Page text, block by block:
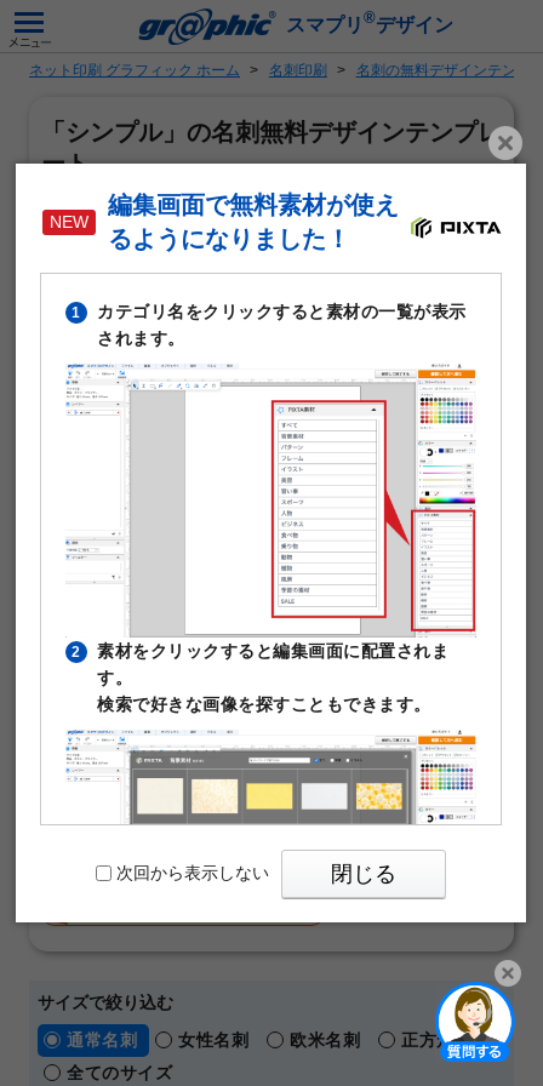
スマプリ ®デザイン
ネット印刷 グラフィック ホーム 名刺印刷 名刺の無料デザインテンプ
「シンプル」の名刺無料デザインテンプレ
ート
「シンプル」がテーマの名刺作成に使える無料デザインテ
ンプレートです。写真や文字を入れるだけで本格的な名刺
が作成できます。テンプレート編集は無料。そのまま印刷
注文が可能です。
￥480
通常名刺 オンデマンド 片面モノクロ マットコート180kg
名刺の料金や仕様の詳細はこちら
【 人気の名刺デザインテーマ 】
ショップカード
メッセージカード
サイズで絞り込む
通常名刺
女性名刺 欧米名刺
正方形名刺
全てのサイズ
編集画面で無料素材が使え
るようになりました！
1
カテゴリ名をクリックすると素材の一覧が表示
されます。
2
素材をクリックすると編集画面に配置されま
す。
検索で好きな画像を探すこともできます。
PIXTAの透かし文字は印刷時に消えますのでご
安心ください。
次回から表示しない 閉じる
開く